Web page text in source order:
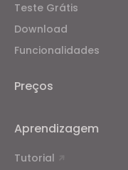
Teste Grátis
Download
Funcionalidades
Preços
Aprendizagem
Tutorial